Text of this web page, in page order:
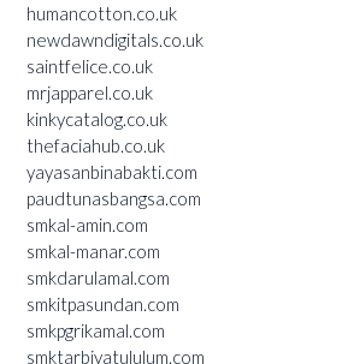
humancotton.co.uk
newdawndigitals.co.uk
saintfelice.co.uk
mrjapparel.co.uk
kinkycatalog.co.uk
thefaciahub.co.uk
yayasanbinabakti.com
paudtunasbangsa.com
smkal-amin.com
smkal-manar.com
smkdarulamal.com
smkitpasundan.com
smkpgrikamal.com
smktarbiyatululum.com